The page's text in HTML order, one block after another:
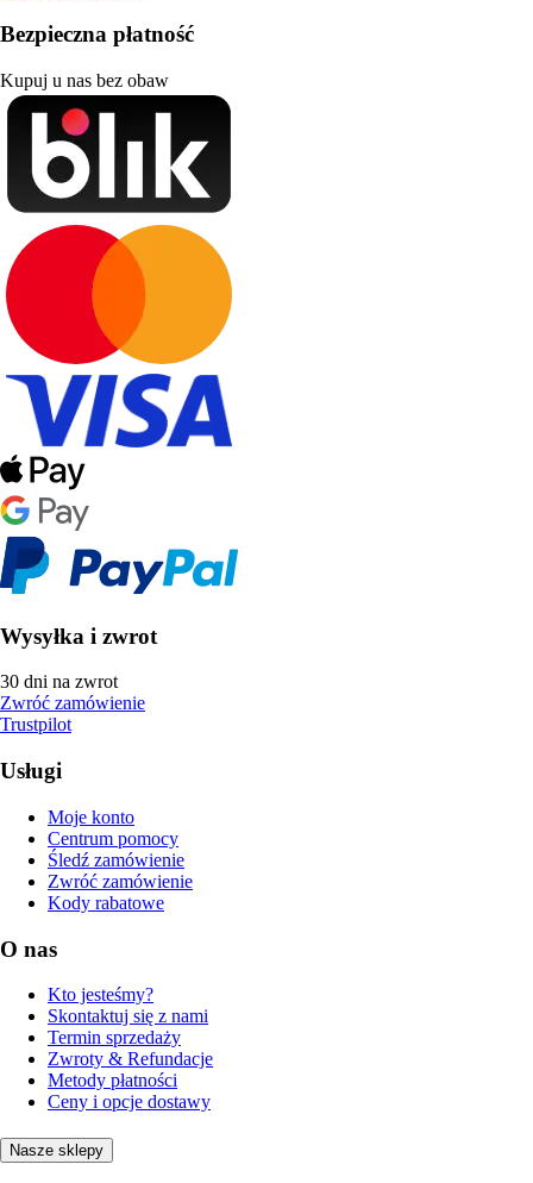
Bezpieczna płatność
Kupuj u nas bez obaw
Wysyłka i zwrot
30 dni na zwrot
Zwróć zamówienie
Trustpilot
Usługi
Moje konto
Centrum pomocy
Śledź zamówienie
Zwróć zamówienie
Kody rabatowe
O nas
Kto jesteśmy?
Skontaktuj się z nami
Termin sprzedaży
Zwroty & Refundacje
Metody płatności
Ceny i opcje dostawy
Nasze sklepy